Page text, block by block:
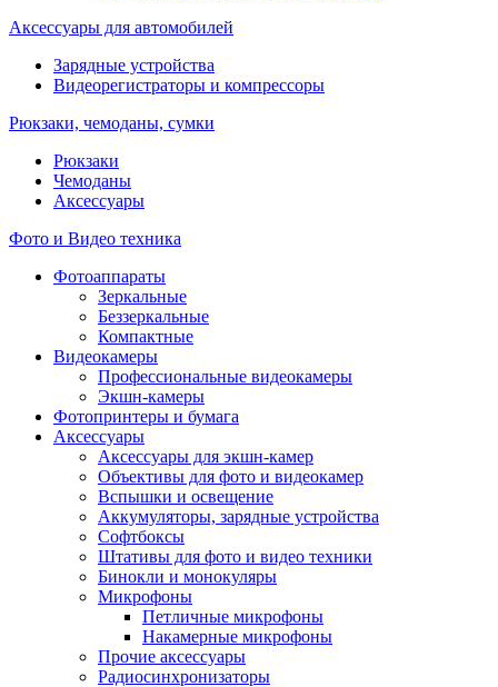
Аксессуары для автомобилей
Зарядные устройства
Видеорегистраторы и компрессоры
Рюкзаки, чемоданы, сумки
Рюкзаки
Чемоданы
Аксессуары
Фото и Видео техника
Фотоаппараты
Зеркальные
Беззеркальные
Компактные
Видеокамеры
Профессиональные видеокамеры
Экшн-камеры
Фотопринтеры и бумага
Аксессуары
Аксессуары для экшн-камер
Объективы для фото и видеокамер
Вспышки и освещение
Аккумуляторы, зарядные устройства
Софтбоксы
Штативы для фото и видео техники
Бинокли и монокуляры
Микрофоны
Петличные микрофоны
Накамерные микрофоны
Прочие аксессуары
Радиосинхронизаторы